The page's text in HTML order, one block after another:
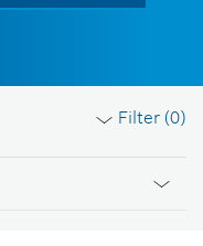
Filter (0)